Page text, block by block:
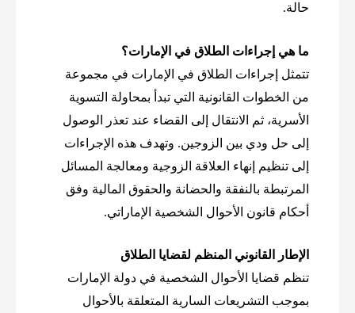
حالة.
ما هي إجراءات الطلاق في الإمارات؟
تتمثل إجراءات الطلاق في الإمارات في مجموعة
من الخطوات القانونية التي تبدأ بمحاولة التسوية
الأسرية، ثم الانتقال إلى القضاء عند تعذر الوصول
إلى حل ودي بين الزوجين. وتهدف هذه الإجراءات
إلى تنظيم إنهاء العلاقة الزوجية ومعالجة المسائل
المرتبطة بالنفقة والحضانة والحقوق المالية وفق
أحكام قانون الأحوال الشخصية الإماراتي.
الإطار القانوني المنظم لقضايا الطلاق
تنظم قضايا الأحوال الشخصية في دولة الإمارات
بموجب التشريعات السارية المتعلقة بالأحوال